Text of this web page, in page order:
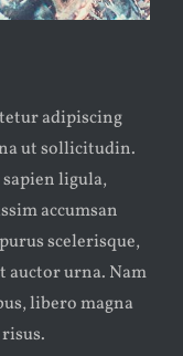
adipiscing
ut sollicitudin.
ligula,
accumsan
scelerisque,
auctor urna. Nam
libero magna